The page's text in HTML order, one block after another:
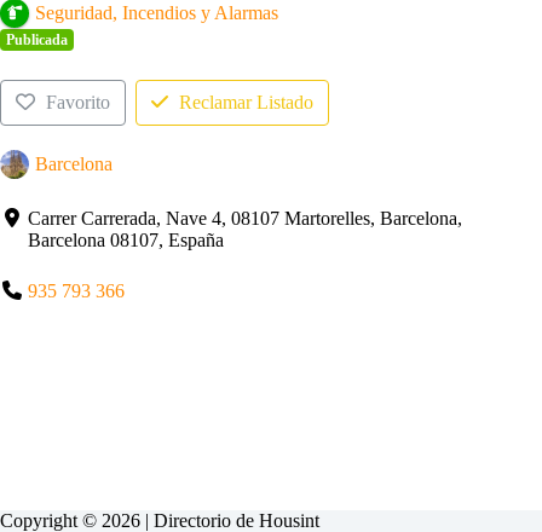
Seguridad, Incendios y Alarmas
Publicada
Favorito Reclamar Listado
Barcelona
Carrer Carrerada, Nave 4, 08107 Martorelles, Barcelona,
Barcelona 08107, España
935 793 366
Copyright © 2026 | Directorio de Housint